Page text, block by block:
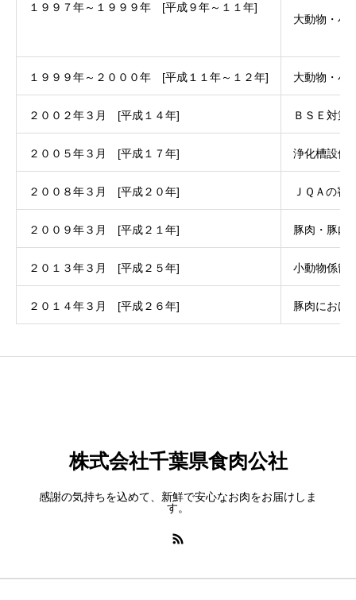
１９９７年～１９９９年 [平成９年～１１年]
大動物・小
１９９９年～２０００年 [平成１１年～１２年] 大動物・小
２００２年３月 [平成１４年] ＢＳＥ対策
２００５年３月 [平成１７年] 浄化槽設備
２００８年３月 [平成２０年] ＪＱＡの審
２００９年３月 [平成２１年] 豚肉・豚内
２０１３年３月 [平成２５年] 小動物係留
２０１４年３月 [平成２６年] 豚肉におけ
株式会社千葉県食肉公社
感謝の気持ちを込めて、新鮮で安心なお肉をお届けしま
す。